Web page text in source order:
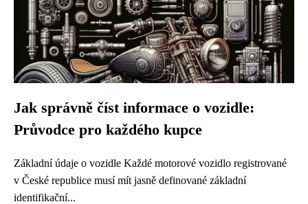
Jak správně číst informace o vozidle:
Průvodce pro každého kupce
Základní údaje o vozidle Každé motorové vozidlo registrované
v České republice musí mít jasně definované základní
identifikační...